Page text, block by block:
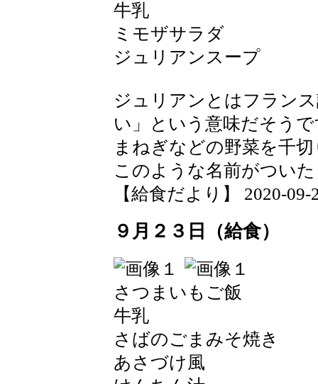
牛乳
ミモザサラダ
ジュリアンスープ
ジュリアンとはフラン
い」という意味だそう
まねぎなどの野菜を千
このような名前がつい
【給食だより】 2020-09-
９月２３日（給食）
さつまいもご飯
牛乳
さばのごまみそ焼き
あさづけ風